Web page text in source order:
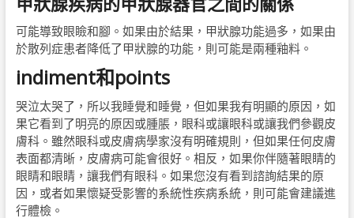
可能導致眼瞼和腳。如果由於結果，甲狀腺功能過多，如果由
於散列症患者降低了甲狀腺的功能，則可能是兩種釉料。
indiment和points
哭泣太哭了，所以我睡覺和睡覺，但如果我有明顯的原因，如
果它看到了明亮的原因或腫脹，眼科或讓眼科或讓我們參觀皮
膚科。雖然眼科或皮膚病學家沒有明確規則，但如果任何皮膚
表面都清晰，皮膚病可能會很好。相反，如果你伴隨著眼睛的
眼睛和眼睛，讓我們有眼科。如果您沒有看到諮詢結果的原
因，或者如果懷疑受影響的系統性疾病系統，則可能會建議進
行體檢。